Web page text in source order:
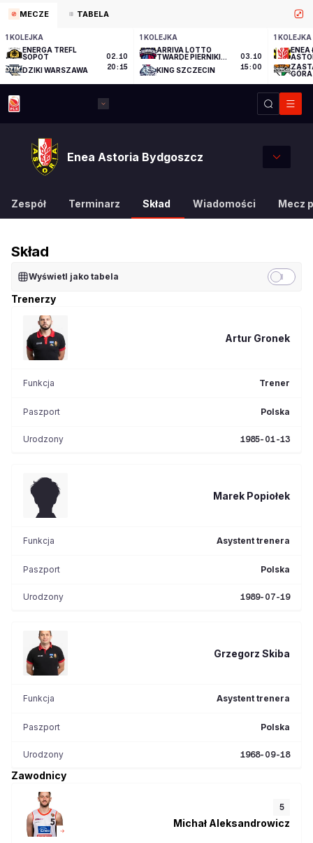
MECZE TABELA
1 KOLEJKA
ENERGA TREFL
SOPOT
DZIKI WARSZAWA
02.10
20:15
1 KOLEJKA
ARRIVA LOTTO
TWARDE PIERNIKI
KING SZCZECIN
03.10
15:00
1 KOLEJKA
ENEA
GÓRA
Enea Astoria Bydgoszcz
Zespół Terminarz Skład Wiadomości Mecz
Skład
Wyświetl jako tabela
Trenerzy
Artur Gronek
Funkcja Trener
Paszport Polska
Urodzony 1985-01-13
Marek Popiołek
Funkcja Asystent trenera
Paszport Polska
Urodzony 1989-07-19
Grzegorz Skiba
Funkcja Asystent trenera
Paszport Polska
Urodzony 1968-09-18
Zawodnicy
5
Michał Aleksandrowicz